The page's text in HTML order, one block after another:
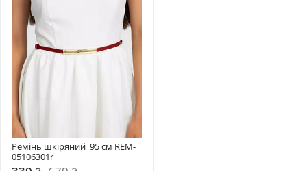
Ремінь шкіряний  95 см REM-
05106301r